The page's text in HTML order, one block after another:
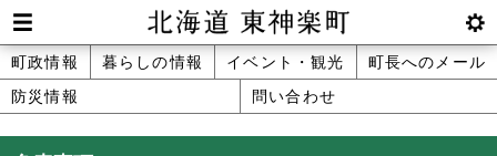
本
文
へ
メ
Men
u
btnS
ettin
北海道 東神楽町 Hokkaido
メ
ニ
ュ
町政情報 暮らしの情報 イベント・観光
町長へのメール
防災情報
問い合わせ